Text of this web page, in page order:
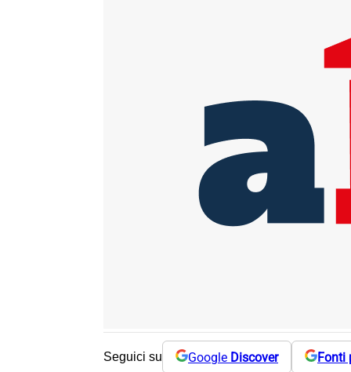
Seguici su Google Discover Fonti